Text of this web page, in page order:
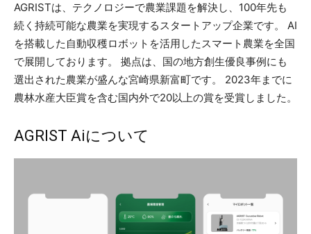
AGRISTは、テクノロジーで農業課題を解決し、100年先も
続く持続可能な農業を実現するスタートアップ企業です。 AI
を搭載した自動収穫ロボットを活用したスマート農業を全国
で展開しております。 拠点は、国の地方創生優良事例にも
選出された農業が盛んな宮崎県新富町です。 2023年までに
農林水産大臣賞を含む国内外で20以上の賞を受賞しました。
AGRIST Aiについて